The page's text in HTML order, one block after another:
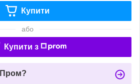
Купити
або
Купити з
Пром?